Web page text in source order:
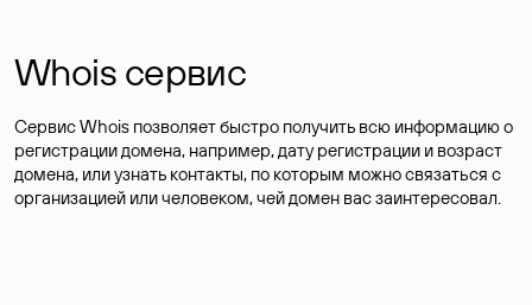
Whois сервис
Сервис Whois позволяет быстро получить всю информацию о
регистрации домена, например, дату регистрации и возраст
домена, или узнать контакты, по которым можно связаться с
организацией или человеком, чей домен вас заинтересовал.